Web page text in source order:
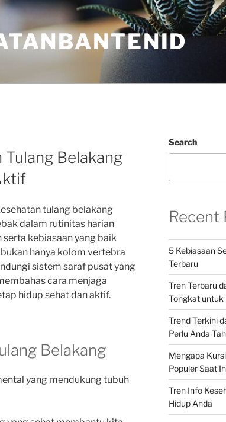
Tulang Belakang
tulang belakang
dalam rutinitas harian
kebiasaan yang baik
hanya kolom vertebra
sistem saraf pusat yang
cara menjaga
hidup sehat dan aktif.
Belakang
yang mendukung tubuh
Search
Recent
5 Kebiasaan
Terbaru
Tren Terbaru
Tongkat untuk
Trend Terkini
Perlu Anda
Mengapa
Populer Saat
Tren Info
Hidup Anda